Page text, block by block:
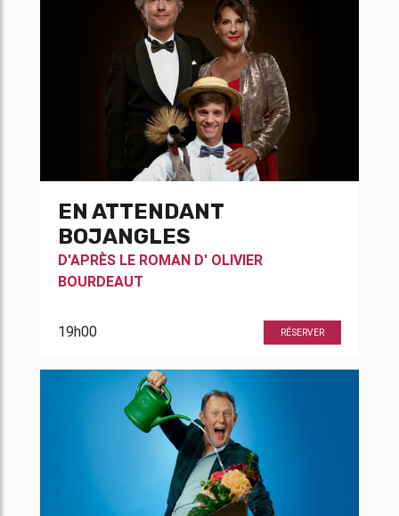
EN ATTENDANT
BOJANGLES
D'APRÈS LE ROMAN D' OLIVIER
BOURDEAUT
19h00 RÉSERVER